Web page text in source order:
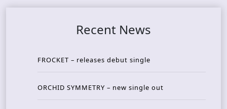
Recent News
FROCKET – releases debut single
ORCHID SYMMETRY – new single out